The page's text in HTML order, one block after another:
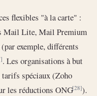
flexibles "à la carte" :
Mail Lite, Mail Premium
exemple, différents
. Les organisations à but
tarifs spéciaux (Zoho
les réductions ONG[28]).